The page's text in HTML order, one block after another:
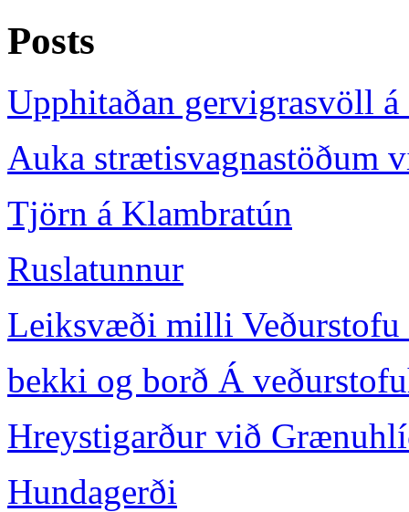
Posts
Upphitaðan gervigrasvöll
Auka strætisvagnastöðum
Tjörn á Klambratún
Ruslatunnur
Leiksvæði milli Veðurstofu
bekki og borð Á
Hreystigarður við
Hundagerði